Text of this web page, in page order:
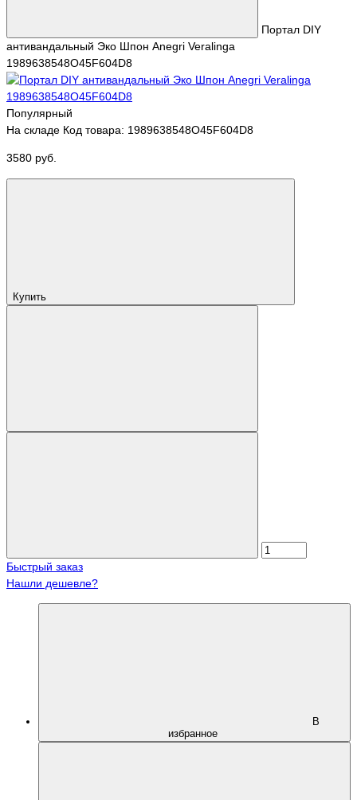
Портал DIY
антивандальный Эко Шпон Anegri Veralinga
1989638548O45F604D8
Популярный
На складе Код товара: 1989638548O45F604D8
3580 руб.
Купить
Быстрый заказ
Нашли дешевле?
В
избранное